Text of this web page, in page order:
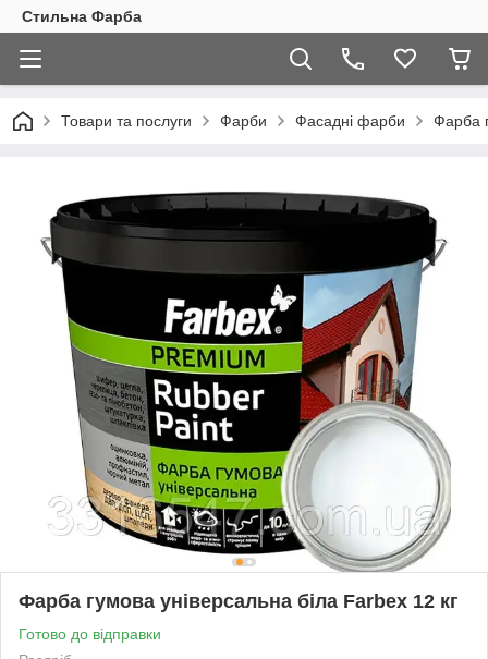
Стильна Фарба
Товари та послуги Фарби Фасадні фарби Фарба
Фарба гумова універсальна біла Farbex 12 кг
Готово до відправки